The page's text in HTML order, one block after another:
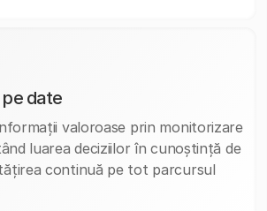
pe date
valoroase prin monitorizare
luarea deciziilor în cunoștință de
continuă pe tot parcursul